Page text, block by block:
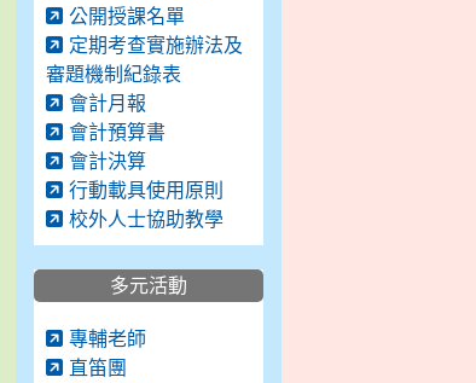
公開授課名單
定期考查實施辦法及
審題機制紀錄表
會計月報
會計預算書
會計決算
行動載具使用原則
校外人士協助教學
多元活動
專輔老師
直笛團